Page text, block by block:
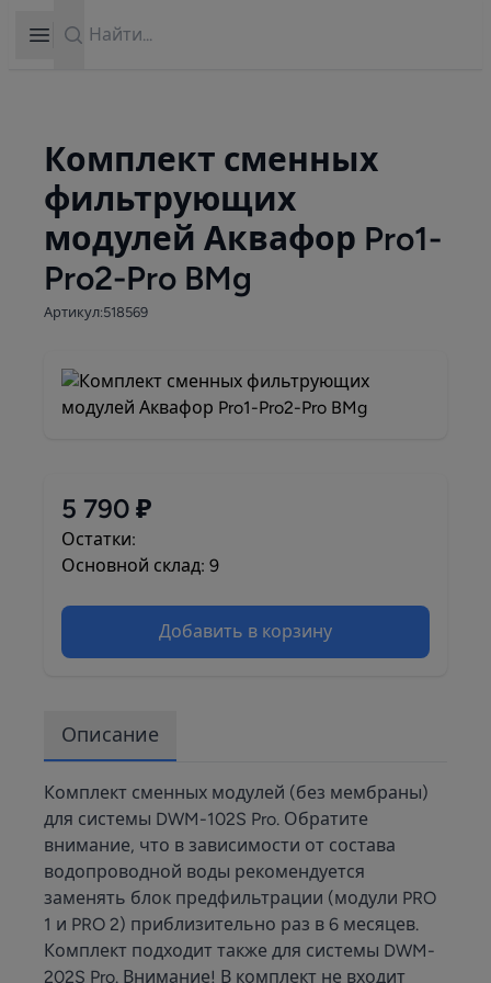
Open sidebar
Комплект сменных
фильтрующих
модулей Аквафор Pro1-
Pro2-Pro BMg
Артикул:518569
5 790 ₽
Остатки:
Основной склад: 9
Добавить в корзину
Описание
Комплект сменных модулей (без мембраны)
для системы DWM-102S Pro. Обратите
внимание, что в зависимости от состава
водопроводной воды рекомендуется
заменять блок предфильтрации (модули PRO
1 и PRO 2) приблизительно раз в 6 месяцев.
Комплект подходит также для системы DWM-
202S Pro. Внимание! В комплект не входит